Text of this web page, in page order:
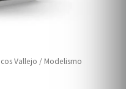
Vallejo / Modelismo